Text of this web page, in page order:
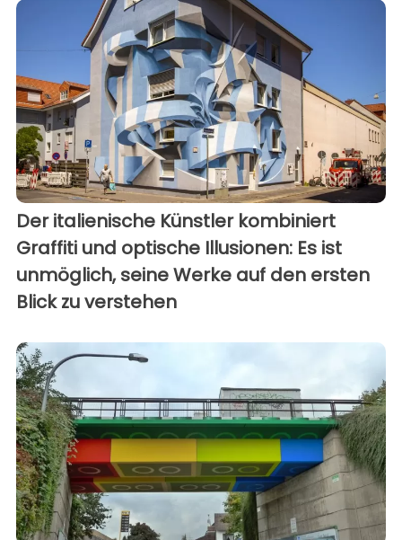
Der italienische Künstler kombiniert
Graffiti und optische Illusionen: Es ist
unmöglich, seine Werke auf den ersten
Blick zu verstehen